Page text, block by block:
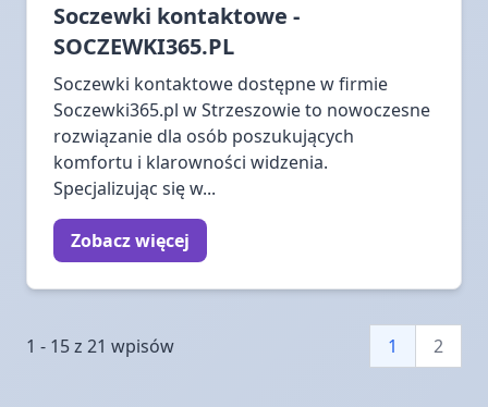
Soczewki kontaktowe -
SOCZEWKI365.PL
Soczewki kontaktowe dostępne w firmie
Soczewki365.pl w Strzeszowie to nowoczesne
rozwiązanie dla osób poszukujących
komfortu i klarowności widzenia.
Specjalizując się w...
Zobacz więcej
1 - 15 z 21 wpisów 1 2